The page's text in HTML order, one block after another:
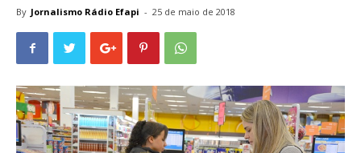
By Jornalismo Rádio Efapi - 25 de maio de 2018